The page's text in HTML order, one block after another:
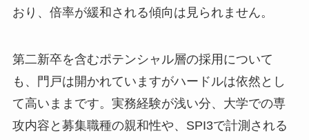
おり、倍率が緩和される傾向は見られません。
第二新卒を含むポテンシャル層の採用について
も、門戸は開かれていますがハードルは依然とし
て高いままです。実務経験が浅い分、大学での専
攻内容と募集職種の親和性や、SPI3で計測される